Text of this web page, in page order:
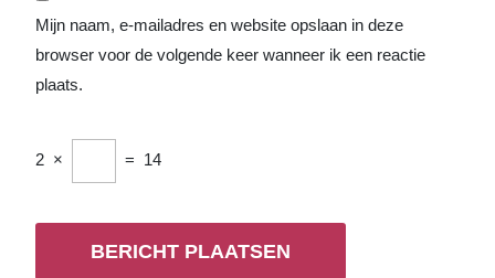
Mijn naam, e-mailadres en website opslaan in deze
browser voor de volgende keer wanneer ik een reactie
plaats.
2 × = 14